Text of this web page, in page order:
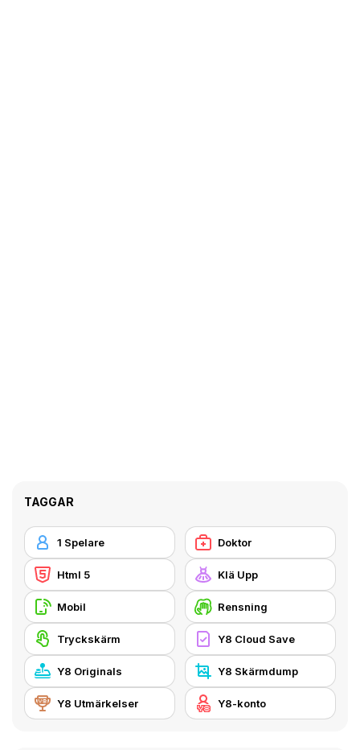
TAGGAR
1 Spelare Doktor
Html 5 Klä Upp
Mobil Rensning
Tryckskärm Y8 Cloud Save
Y8 Originals Y8 Skärmdump
Y8 Utmärkelser Y8-konto